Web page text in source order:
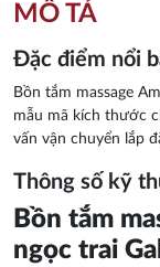
MÔ TẢ
Đặc điểm nổi
Bồn tắm massage
mẫu mã kích thước
vấn vận chuyển lắp
Thông số kỹ
Bồn tắm
ngọc trai